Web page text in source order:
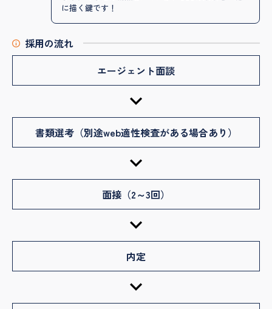
に描く鍵です！
採用の流れ
エージェント面談
書類選考（別途web適性検査がある場合あり）
面接（2～3回）
内定